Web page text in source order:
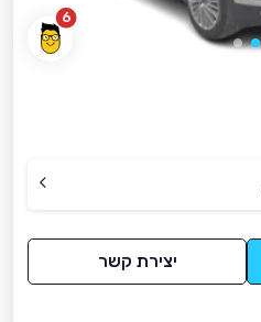
6
יצירת קשר